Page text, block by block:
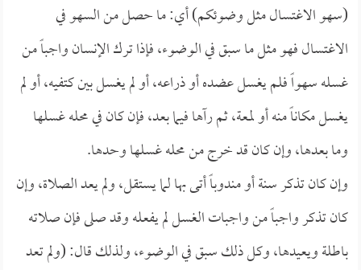
(سهو الاغتسال مثل وضوئكم) أي: ما حصل من السهو في
الاغتسال فهو مثل ما سبق في الوضوء، فإذا ترك الإنسان واجباً من
غسله سهواً فلم يغسل عضده أو ذراعه، أو لم يغسل بين كتفيه، أو لم
يغسل مكاناً منه أو لمعة، ثم رآها فيما بعد، فإن كان في محله غسلها
وما بعدها، وإن كان قد خرج من محله غسلها وحدها.
وإن كان تذكر سنة أو مندوباً أتى بها لما يستقل، ولم يعد الصلاة، وإن
كان تذكر واجباً من واجبات الغسل لم يفعله وقد صلى فإن صلاته
باطلة ويعيدها، وكل ذلك سبق في الوضوء، ولذلك قال: (ولم تعد